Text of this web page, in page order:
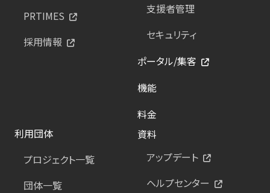
PRTIMES
採用情報
支援者管理
セキュリティ
ポータル/集客
機能
料金
利用団体
プロジェクト一覧
団体一覧
資料
アップデート
ヘルプセンター